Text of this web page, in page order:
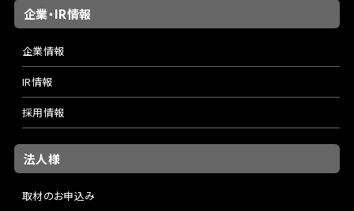
企業・IR情報
企業情報
IR情報
採用情報
法人様
取材のお申込み